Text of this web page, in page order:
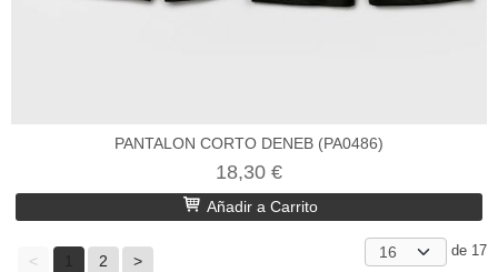
PANTALON CORTO DENEB (PA0486)
18,30 €
Añadir a Carrito
< 2 >
de 17